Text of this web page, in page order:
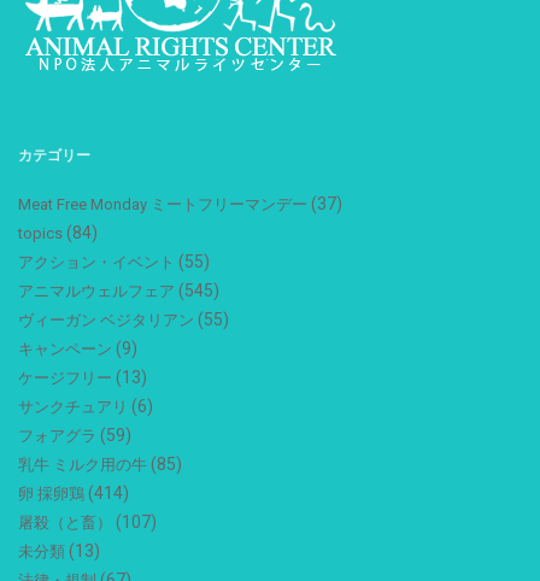
カテゴリー
Meat Free Monday ミートフリーマンデー (37)
topics (84)
アクション・イベント (55)
アニマルウェルフェア (545)
ヴィーガン ベジタリアン (55)
キャンペーン (9)
ケージフリー (13)
サンクチュアリ (6)
フォアグラ (59)
乳牛 ミルク用の牛 (85)
卵 採卵鶏 (414)
屠殺（と畜） (107)
未分類 (13)